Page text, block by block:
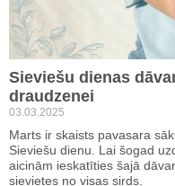
Sieviešu dienas
draudzenei
03.03.2025
Marts ir skaists pavasara
Sieviešu dienu. Lai šogad
aicinām ieskatīties šajā
sievietes no visas sirds.